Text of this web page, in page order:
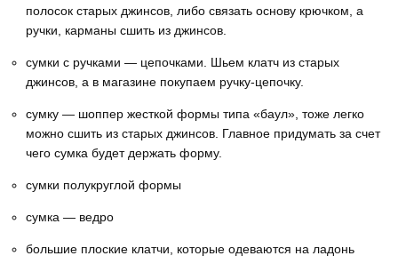
полосок старых джинсов, либо связать основу крючком, а
ручки, карманы сшить из джинсов.
сумки с ручками — цепочками. Шьем клатч из старых
джинсов, а в магазине покупаем ручку-цепочку.
сумку — шоппер жесткой формы типа «баул», тоже легко
можно сшить из старых джинсов. Главное придумать за счет
чего сумка будет держать форму.
сумки полукруглой формы
сумка — ведро
большие плоские клатчи, которые одеваются на ладонь